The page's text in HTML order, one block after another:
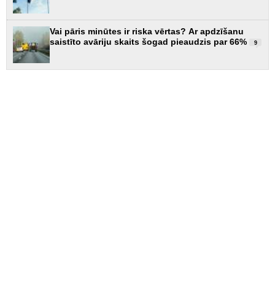
Vai pāris minūtes ir riska vērtas? Ar apdzīšanu
saistīto avāriju skaits šogad pieaudzis par 66%
9